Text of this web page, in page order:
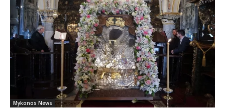
Mykonos News